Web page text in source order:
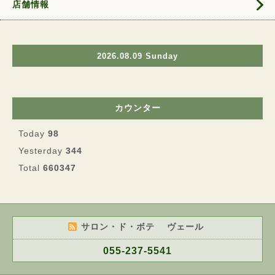
店舗情報
2026.08.09 Sunday
カウンター
Today 98
Yesterday 344
Total 660347
サロン・ド・ボテ ヴェール
055-237-5541